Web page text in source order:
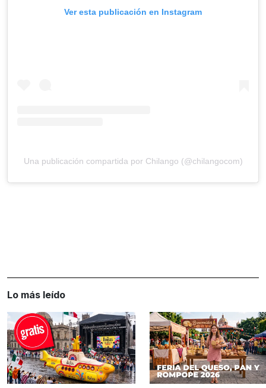
Ver esta publicación en Instagram
Una publicación compartida por Chilango (@chilangocom)
Lo más leído